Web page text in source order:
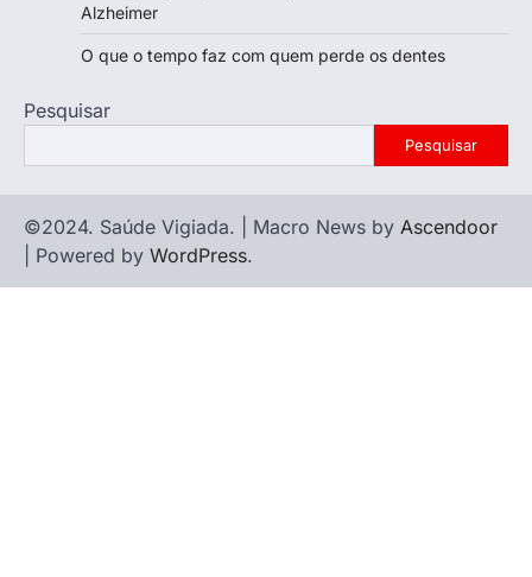
Alzheimer
O que o tempo faz com quem perde os dentes
Pesquisar
Pesquisar
©2024. Saúde Vigiada. | Macro News by Ascendoor
| Powered by WordPress.